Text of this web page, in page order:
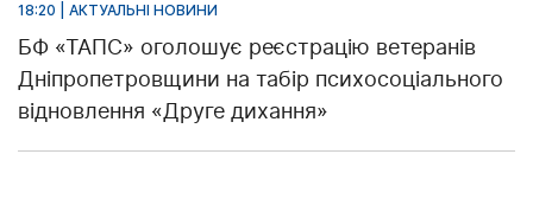
18:20 | АКТУАЛЬНІ НОВИНИ
БФ «ТАПС» оголошує реєстрацію ветеранів
Дніпропетровщини на табір психосоціального
відновлення «Друге дихання»